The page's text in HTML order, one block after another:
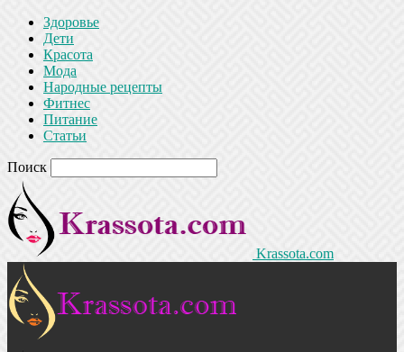
Здоровье
Дети
Красота
Мода
Народные рецепты
Фитнес
Питание
Статьи
Поиск
Krassota.com